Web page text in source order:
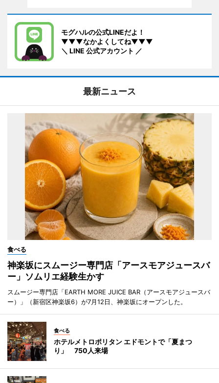
モグハルの公式LINEだよ！
▼▼▼なかよくしてね▼▼▼
＼ LINE 公式アカウント ／
最新ニュース
食べる
神楽坂にスムージー専門店「アースモアジュースバ
ー」ソムリエ経験生かす
スムージー専門店「EARTH MORE JUICE BAR（アースモアジュースバ
ー）」（新宿区神楽坂6）が7月12日、神楽坂にオープンした。
食べる
ホテルメトロポリタン エドモントで「夏まつ
り」 750人来場